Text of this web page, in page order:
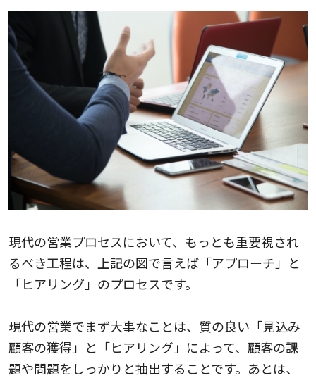
現代の営業プロセスにおいて、もっとも重要視され
るべき工程は、上記の図で言えば「アプローチ」と
「ヒアリング」のプロセスです。
現代の営業でまず大事なことは、質の良い「見込み
顧客の獲得」と「ヒアリング」によって、顧客の課
題や問題をしっかりと抽出することです。あとは、